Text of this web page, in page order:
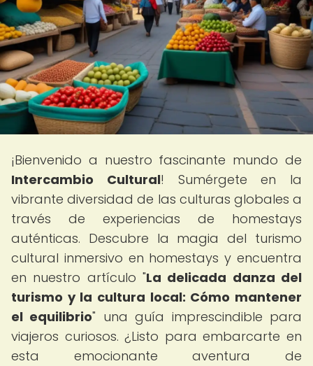
¡Bienvenido a nuestro fascinante mundo de
Intercambio Cultural! Sumérgete en la
vibrante diversidad de las culturas globales a
través de experiencias de homestays
auténticas. Descubre la magia del turismo
cultural inmersivo en homestays y encuentra
en nuestro artículo "La delicada danza del
turismo y la cultura local: Cómo mantener
el equilibrio" una guía imprescindible para
viajeros curiosos. ¿Listo para embarcarte en
esta emocionante aventura de